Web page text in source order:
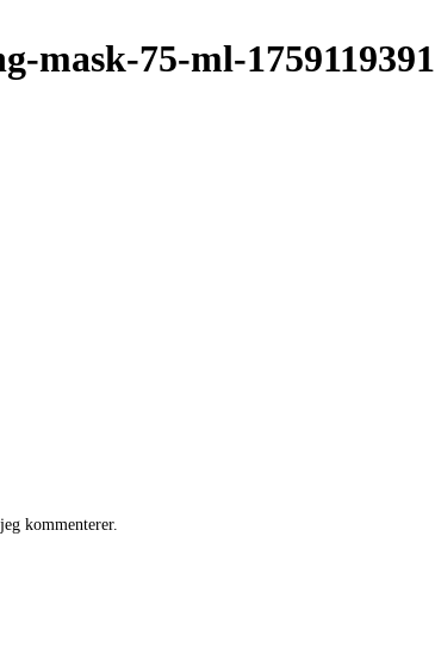
mask-75-ml-1759119391
kommenterer.